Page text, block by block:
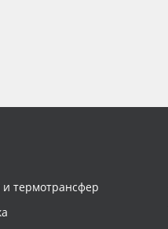
термотрансфер